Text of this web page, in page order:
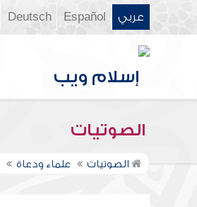
عربي Español
Deutsch
الصوتيات
الصوتيات علماء ودعاة